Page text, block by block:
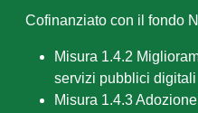
Cofinanziato con il fondo
Misura 1.4.2
servizi pubblici digitali
Misura 1.4.3